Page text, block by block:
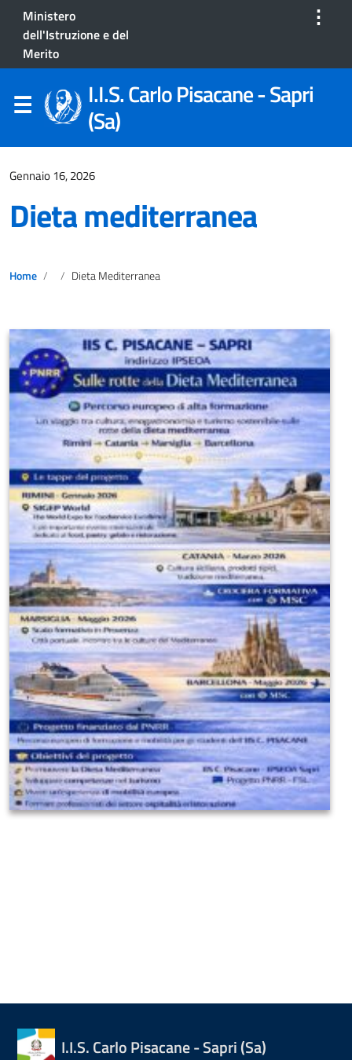
Ministero
dell'Istruzione e del
Merito
⋮
I.I.S. Carlo Pisacane - Sapri
(Sa)
Gennaio 16, 2026
Dieta mediterranea
Home Dieta Mediterranea
I.I.S. Carlo Pisacane - Sapri (Sa)